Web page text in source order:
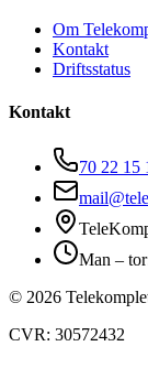
Om
Kontakt
Driftsstatus
Kontakt
70 22 15
Man –
© 2026
CVR: 30572432